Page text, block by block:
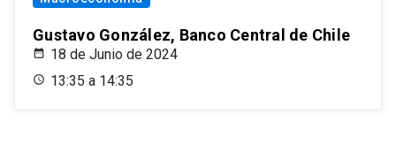
Gustavo González, Banco Central de Chile
18 de Junio de 2024
13:35 a 14:35